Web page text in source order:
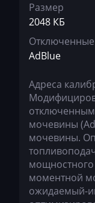
Nissan
Omoda
Opel
Oting
Otokar
Pellenc
Perkins
Peterbilt
Peugeot
Размер
2048 КБ
AdBlue
Адреса
мочевины
мочевины.
моментной
ожидаемый-